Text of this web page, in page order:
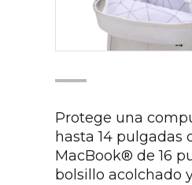
Protege una
hasta 14 pulgadas
MacBook® de 16
bolsillo acolchado